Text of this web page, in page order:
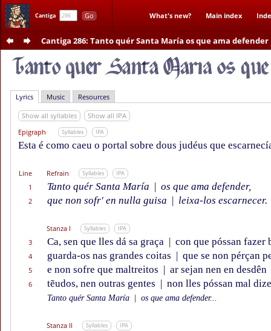
Cantiga Go What's new? Main index
Cantiga 286: Tanto quér Santa María os que ama defender
Lyrics Music Resources
Show all syllables
Show all IPA
Epigraph
Syllables IPA
Esta é como caeu o portal sobre dous judéus que
Line Refrain Syllables IPA
1 Tanto quér Santa María | os que ama defender,
2 que non sofr' en nulla guisa | leixa-los escarnecer.
Stanza I Syllables IPA
3 Ca, sen que lles dá sa graça | con que póssan fazer
4 guarda-os nas grandes coitas | que se non pérçan
5 e non sofre que maltreitos | ar sejan nen en desdên
6 tẽudos, nen outras gentes | non lles póssan mal
Tanto quér Santa María os que ama defender...
Stanza II Syllables IPA